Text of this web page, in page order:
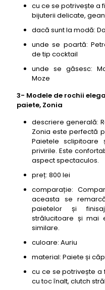
cu ce se potrivește a
bijuterii delicate,
dacă sunt la modă:
unde se poartă:
de tip cocktail
unde se găsesc:
Moze
3- Modele de rochii
paiete, Zonia
descriere generală:
Zonia este perfectă
Paietele
privirile. Este
aspect spectaculos.
preț: 800 lei
comparație:
aceasta se
paietelor și
strălucitoare și mai
similare.
culoare: Auriu
material: Paiete și
cu ce se potrivește a
cu toc înalt, clutch